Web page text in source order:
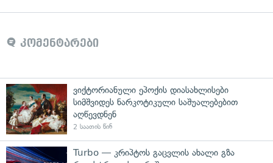
კომენტარები
ვიქტორიანული ეპოქის დიასახლისები
სიმშვიდეს ნარკოტიკული საშუალებებით
აღწევდნენ
2 საათის წინ
Turbo — კრიპტოს გაცვლის ახალი გზა